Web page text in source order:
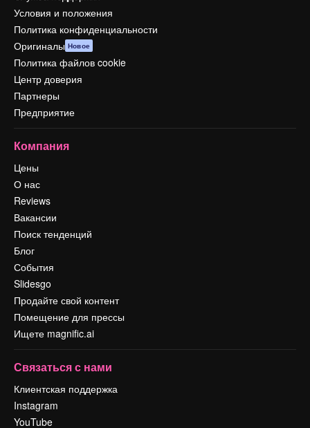
Условия и положения
Политика конфиденциальности
Оригиналы Новое
Политика файлов cookie
Центр доверия
Партнеры
Предприятие
Компания
Цены
О нас
Reviews
Вакансии
Поиск тенденций
Блог
События
Slidesgo
Продайте свой контент
Помещение для прессы
Ищете magnific.ai
Связаться с нами
Клиентская поддержка
Instagram
YouTube